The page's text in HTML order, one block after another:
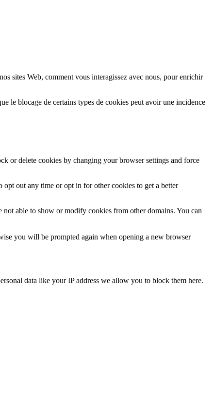
sites Web, comment vous interagissez avec nous, pour enrichir
le blocage de certains types de cookies peut avoir une incidence
or delete cookies by changing your browser settings and force
out any time or opt in for other cookies to get a better
able to show or modify cookies from other domains. You can
you will be prompted again when opening a new browser
data like your IP address we allow you to block them here.